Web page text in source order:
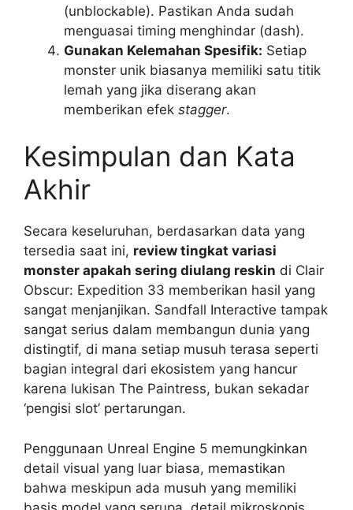
(unblockable). Pastikan Anda sudah
menguasai timing menghindar (dash).
Gunakan Kelemahan Spesifik: Setiap
monster unik biasanya memiliki satu titik
lemah yang jika diserang akan
memberikan efek stagger.
Kesimpulan dan Kata
Akhir
Secara keseluruhan, berdasarkan data yang
tersedia saat ini, review tingkat variasi
monster apakah sering diulang reskin di Clair
Obscur: Expedition 33 memberikan hasil yang
sangat menjanjikan. Sandfall Interactive tampak
sangat serius dalam membangun dunia yang
distingtif, di mana setiap musuh terasa seperti
bagian integral dari ekosistem yang hancur
karena lukisan The Paintress, bukan sekadar
‘pengisi slot’ pertarungan.
Penggunaan Unreal Engine 5 memungkinkan
detail visual yang luar biasa, memastikan
bahwa meskipun ada musuh yang memiliki